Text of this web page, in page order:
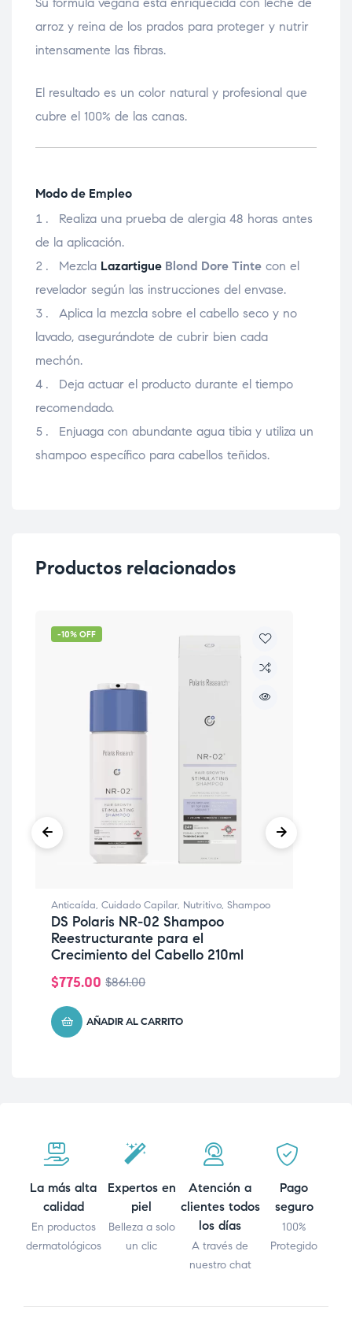
arroz y reina de los prados para proteger y nutrir
intensamente las fibras.
El resultado es un color natural y profesional que
cubre el 100% de las canas.
Modo de Empleo
Realiza una prueba de alergia 48 horas antes
de la aplicación.
Mezcla Lazartigue Blond Dore Tinte con el
revelador según las instrucciones del envase.
Aplica la mezcla sobre el cabello seco y no
lavado, asegurándote de cubrir bien cada
mechón.
Deja actuar el producto durante el tiempo
recomendado.
Enjuaga con abundante agua tibia y utiliza un
shampoo específico para cabellos teñidos.
Productos relacionados
-10% OFF
Anticaída, Cuidado Capilar, Nutritivo, Shampoo
DS Polaris NR-02 Shampoo
Reestructurante para el
Crecimiento del Cabello 210ml
$861.00
$775.00
AÑADIR AL CARRITO
La más alta
calidad
En productos
dermatológicos
Expertos en
piel
Belleza a solo
un clic
Atención a
clientes todos
los días
A través de
nuestro chat
Pago
seguro
100%
Protegido